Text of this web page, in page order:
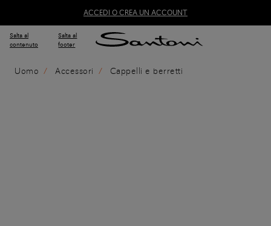
ACCEDI O CREA UN ACCOUNT
Salta al
contenuto
Salta al
footer
Uomo Accessori Cappelli e berretti